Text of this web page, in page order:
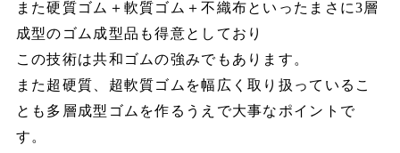
また硬質ゴム＋軟質ゴム＋不織布といったまさに3層
成型のゴム成型品も得意としており
この技術は共和ゴムの強みでもあります。
また超硬質、超軟質ゴムを幅広く取り扱っているこ
とも多層成型ゴムを作るうえで大事なポイントで
す。